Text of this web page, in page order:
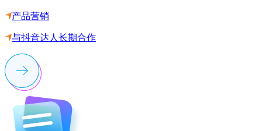
产品营销
与抖音达人长期合作